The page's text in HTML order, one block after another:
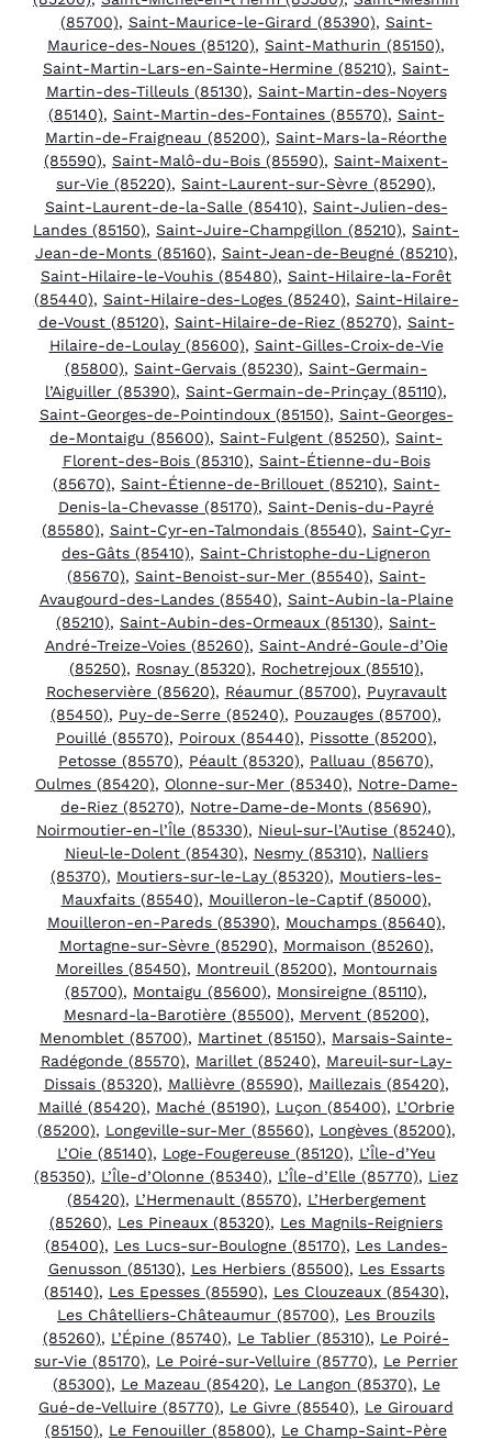
(85700), Saint-Maurice-le-Girard (85390), Saint-
Maurice-des-Noues (85120), Saint-Mathurin (85150),
Saint-Martin-Lars-en-Sainte-Hermine (85210), Saint-
Martin-des-Tilleuls (85130), Saint-Martin-des-Noyers
(85140), Saint-Martin-des-Fontaines (85570), Saint-
Martin-de-Fraigneau (85200), Saint-Mars-la-Réorthe
(85590), Saint-Malô-du-Bois (85590), Saint-Maixent-
sur-Vie (85220), Saint-Laurent-sur-Sèvre (85290),
Saint-Laurent-de-la-Salle (85410), Saint-Julien-des-
Landes (85150), Saint-Juire-Champgillon (85210), Saint-
Jean-de-Monts (85160), Saint-Jean-de-Beugné (85210),
Saint-Hilaire-le-Vouhis (85480), Saint-Hilaire-la-Forêt
(85440), Saint-Hilaire-des-Loges (85240), Saint-Hilaire-
de-Voust (85120), Saint-Hilaire-de-Riez (85270), Saint-
Hilaire-de-Loulay (85600), Saint-Gilles-Croix-de-Vie
(85800), Saint-Gervais (85230), Saint-Germain-
l’Aiguiller (85390), Saint-Germain-de-Prinçay (85110),
Saint-Georges-de-Pointindoux (85150), Saint-Georges-
de-Montaigu (85600), Saint-Fulgent (85250), Saint-
Florent-des-Bois (85310), Saint-Étienne-du-Bois
(85670), Saint-Étienne-de-Brillouet (85210), Saint-
Denis-la-Chevasse (85170), Saint-Denis-du-Payré
(85580), Saint-Cyr-en-Talmondais (85540), Saint-Cyr-
des-Gâts (85410), Saint-Christophe-du-Ligneron
(85670), Saint-Benoist-sur-Mer (85540), Saint-
Avaugourd-des-Landes (85540), Saint-Aubin-la-Plaine
(85210), Saint-Aubin-des-Ormeaux (85130), Saint-
André-Treize-Voies (85260), Saint-André-Goule-d’Oie
(85250), Rosnay (85320), Rochetrejoux (85510),
Rocheservière (85620), Réaumur (85700), Puyravault
(85450), Puy-de-Serre (85240), Pouzauges (85700),
Pouillé (85570), Poiroux (85440), Pissotte (85200),
Petosse (85570), Péault (85320), Palluau (85670),
Oulmes (85420), Olonne-sur-Mer (85340), Notre-Dame-
de-Riez (85270), Notre-Dame-de-Monts (85690),
Noirmoutier-en-l’Île (85330), Nieul-sur-l’Autise (85240),
Nieul-le-Dolent (85430), Nesmy (85310), Nalliers
(85370), Moutiers-sur-le-Lay (85320), Moutiers-les-
Mauxfaits (85540), Mouilleron-le-Captif (85000),
Mouilleron-en-Pareds (85390), Mouchamps (85640),
Mortagne-sur-Sèvre (85290), Mormaison (85260),
Moreilles (85450), Montreuil (85200), Montournais
(85700), Montaigu (85600), Monsireigne (85110),
Mesnard-la-Barotière (85500), Mervent (85200),
Menomblet (85700), Martinet (85150), Marsais-Sainte-
Radégonde (85570), Marillet (85240), Mareuil-sur-Lay-
Dissais (85320), Mallièvre (85590), Maillezais (85420),
Maillé (85420), Maché (85190), Luçon (85400), L’Orbrie
(85200), Longeville-sur-Mer (85560), Longèves (85200),
L’Oie (85140), Loge-Fougereuse (85120), L’Île-d’Yeu
(85350), L’Île-d’Olonne (85340), L’Île-d’Elle (85770), Liez
(85420), L’Hermenault (85570), L’Herbergement
(85260), Les Pineaux (85320), Les Magnils-Reigniers
(85400), Les Lucs-sur-Boulogne (85170), Les Landes-
Genusson (85130), Les Herbiers (85500), Les Essarts
(85140), Les Epesses (85590), Les Clouzeaux (85430),
Les Châtelliers-Châteaumur (85700), Les Brouzils
(85260), L’Épine (85740), Le Tablier (85310), Le Poiré-
sur-Vie (85170), Le Poiré-sur-Velluire (85770), Le Perrier
(85300), Le Mazeau (85420), Le Langon (85370), Le
Gué-de-Velluire (85770), Le Givre (85540), Le Girouard
(85150), Le Fenouiller (85800), Le Champ-Saint-Père